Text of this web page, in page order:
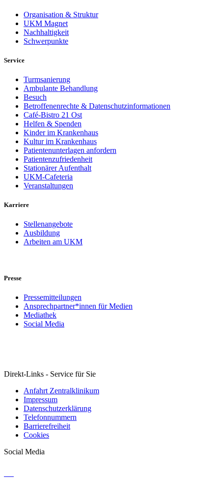
Organisation & Struktur
UKM Magnet
Nachhaltigkeit
Schwerpunkte
Service
Turmsanierung
Ambulante Behandlung
Besuch
Betroffenenrechte & Datenschutzinformationen
Café-Bistro 21 Ost
Helfen & Spenden
Kinder im Krankenhaus
Kultur im Krankenhaus
Patientenunterlagen anfordern
Patientenzufriedenheit
Stationärer Aufenthalt
UKM-Cafeteria
Veranstaltungen
Karriere
Stellenangebote
Ausbildung
Arbeiten am UKM
Presse
Pressemitteilungen
Ansprechpartner*innen für Medien
Mediathek
Social Media
Direkt-Links - Service für Sie
Anfahrt Zentralklinikum
Impressum
Datenschutzerklärung
Telefonnummern
Barrierefreiheit
Cookies
Social Media